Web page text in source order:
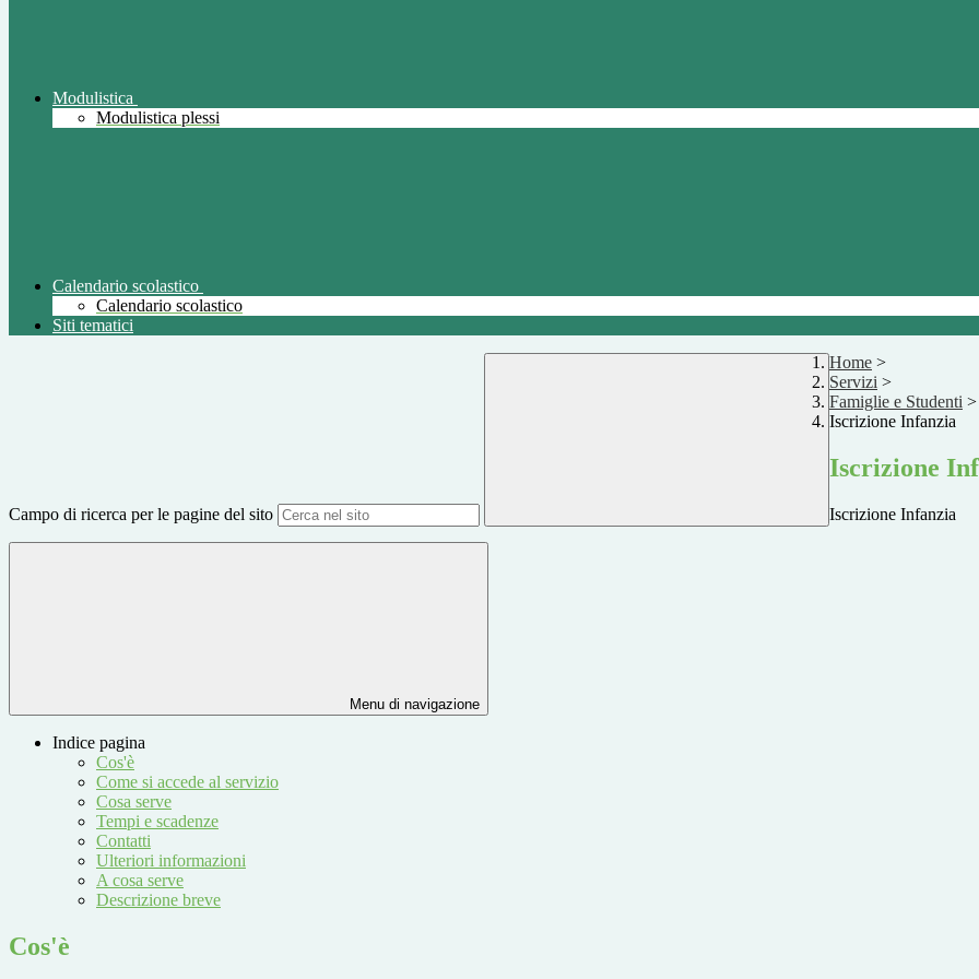
Modulistica
Modulistica plessi
Calendario scolastico
Calendario scolastico
Siti tematici
Campo di ricerca per le pagine del sito
Home >
Servizi >
Famiglie e Studenti >
Iscrizione Infanzia
Iscrizione
Iscrizione Infanzia
Menu di navigazione
Indice pagina
Cos'è
Come si accede al servizio
Cosa serve
Tempi e scadenze
Contatti
Ulteriori informazioni
A cosa serve
Descrizione breve
Cos'è